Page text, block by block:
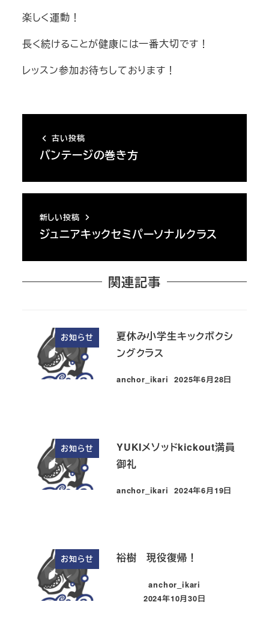
楽しく運動！
長く続けることが健康には一番大切です！
レッスン参加お待ちしております！
古い投稿
バンテージの巻き方
新しい投稿
ジュニアキックセミパーソナルクラス
関連記事
お知らせ
夏休み小学生キックボクシ
ングクラス
anchor_ikari
投稿日
2025年6月28日
お知らせ
YUKIメソッドkickout満員
御礼
anchor_ikari
投稿日
2024年6月19日
お知らせ 裕樹 現役復帰！
anchor_ikari
投稿日
2024年10月30日